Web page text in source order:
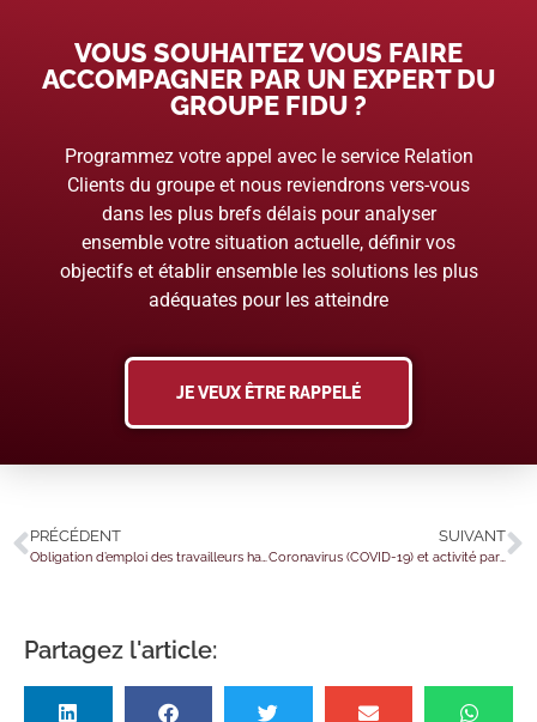
VOUS SOUHAITEZ VOUS FAIRE
ACCOMPAGNER PAR UN EXPERT DU
GROUPE FIDU ?
Programmez votre appel avec le service Relation
Clients du groupe et nous reviendrons vers-vous
dans les plus brefs délais pour analyser
ensemble votre situation actuelle, définir vos
objectifs et établir ensemble les solutions les plus
adéquates pour les atteindre
JE VEUX ÊTRE RAPPELÉ
PRÉCÉDENT SUIVANT
Coronavirus (COVID-19) et activité partielle : des prolongations pour certains secteurs
Partagez l'article: